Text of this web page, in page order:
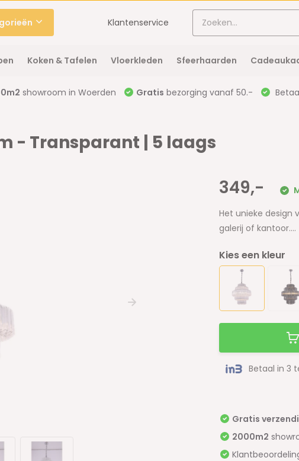
Klantenservice
Koken & Tafelen Vloerkleden Sfeerhaarden
showroom in Woerden Gratis bezorging vanaf 50.-
- Transparant | 5 laags
349,-
Het unieke design
galerij of kantoor....
Kies een kleur
Betaal in 3
Gratis
2000m2